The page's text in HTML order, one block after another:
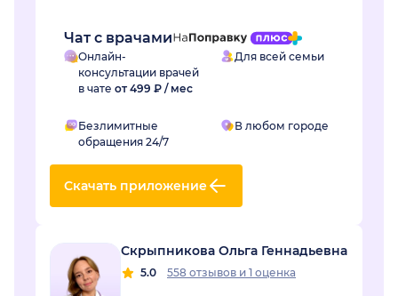
Чат с врачами
Онлайн-
консультации врачей
в чате от 499 ₽ / мес
Для всей семьи
Безлимитные
обращения 24/7
В любом городе
Скачать приложение
Скрыпникова Ольга Геннадьевна
5.0 558 отзывов и 1 оценка